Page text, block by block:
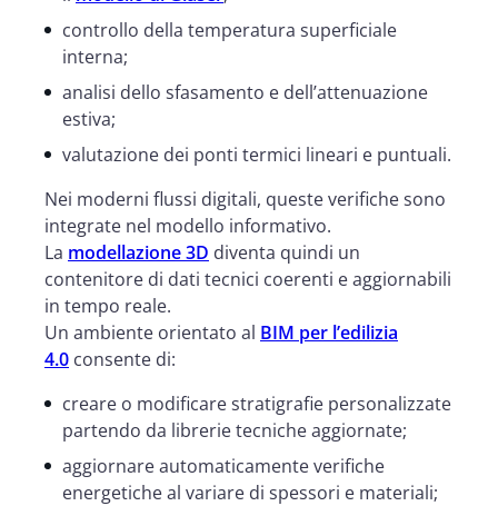
controllo della temperatura superficiale
interna;
analisi dello sfasamento e dell’attenuazione
estiva;
valutazione dei ponti termici lineari e puntuali.
Nei moderni flussi digitali, queste verifiche sono
integrate nel modello informativo.
La modellazione 3D diventa quindi un
contenitore di dati tecnici coerenti e aggiornabili
in tempo reale.
Un ambiente orientato al BIM per l’edilizia
4.0 consente di:
creare o modificare stratigrafie personalizzate
partendo da librerie tecniche aggiornate;
aggiornare automaticamente verifiche
energetiche al variare di spessori e materiali;